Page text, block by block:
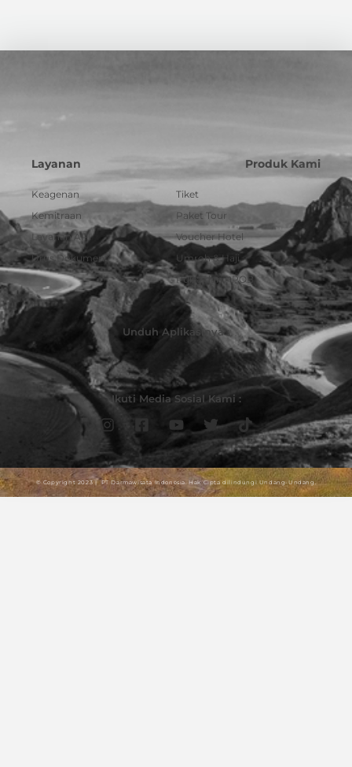
Layanan
Keagenan
Kemitraan
Layanan API
Urus Dokumen
Produk Kami
Tiket
Paket Tour
Voucher Hotel
Umroh & Haji
Pulsa dan PPOB
Unduh Aplikasinya :
Ikuti Media Sosial Kami :
© Copyright 2023 | PT Darmawisata Indonesia. Hak Cipta dilindungi Undang-Undang.